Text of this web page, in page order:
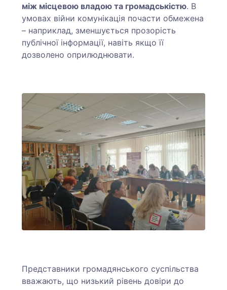
між місцевою владою та громадськістю. В
умовах війни комунікація почасти обмежена
– наприклад, зменшується прозорість
публічної інформації, навіть якщо її
дозволено оприлюднювати.
Представники громадянського суспільства
вважають, що низький рівень довіри до